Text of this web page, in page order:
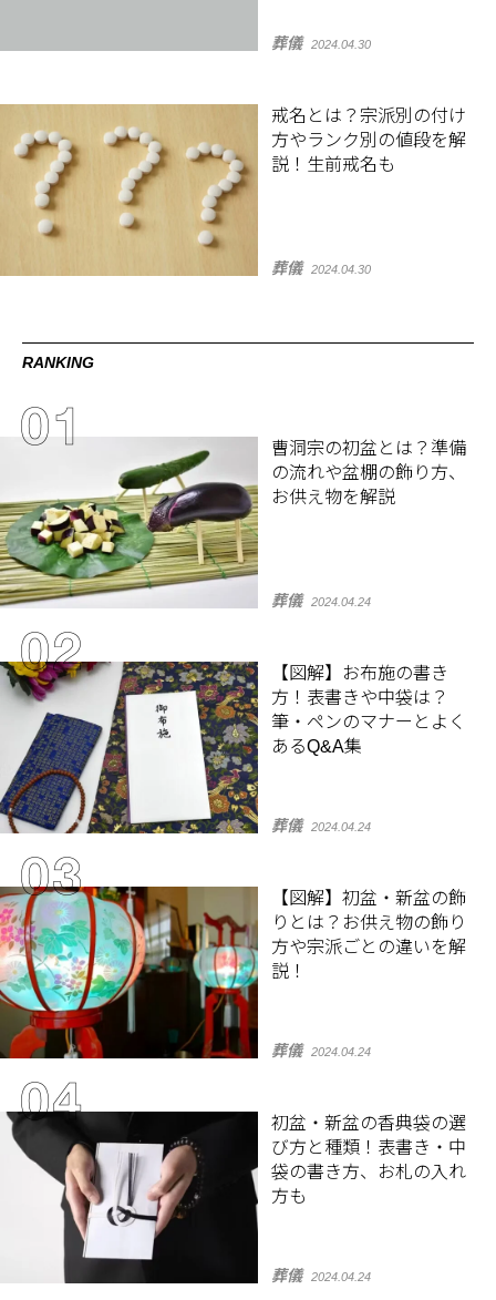
葬儀 2024.04.30
戒名とは？宗派別の付け
方やランク別の値段を解
説！生前戒名も
葬儀 2024.04.30
RANKING
曹洞宗の初盆とは？準備
の流れや盆棚の飾り方、
お供え物を解説
葬儀 2024.04.24
【図解】お布施の書き
方！表書きや中袋は？
筆・ペンのマナーとよく
あるQ&A集
葬儀 2024.04.24
【図解】初盆・新盆の飾
りとは？お供え物の飾り
方や宗派ごとの違いを解
説！
葬儀 2024.04.24
初盆・新盆の香典袋の選
び方と種類！表書き・中
袋の書き方、お札の入れ
方も
葬儀 2024.04.24